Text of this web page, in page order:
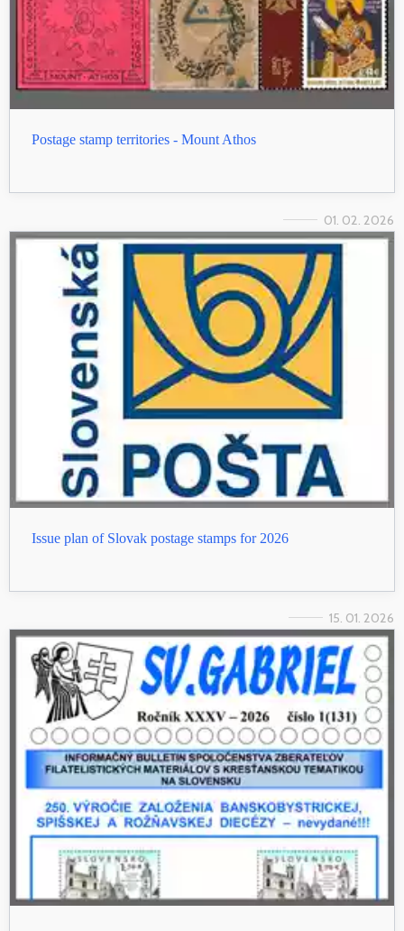
Postage stamp territories - Mount Athos
01. 02. 2026
Issue plan of Slovak postage stamps for 2026
15. 01. 2026